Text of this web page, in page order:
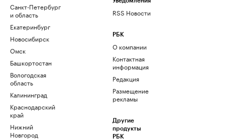
Санкт-Петербург
и область
Екатеринбург
Новосибирск
Омск
Башкортостан
Вологодская
область
Калининград
Краснодарский
край
Нижний
Новгород
RSS Новости
РБК
О компании
Контактная
информация
Редакция
Размещение
рекламы
Другие
продукты
РБК